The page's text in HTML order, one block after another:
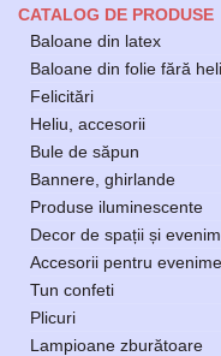
CATALOG DE PRODUSE
Baloane din latex
Baloane din folie fără
Felicitări
Heliu, accesorii
Bule de săpun
Bannere, ghirlande
Produse iluminescente
Decor de spații și
Accesorii pentru
Tun confeti
Plicuri
Lampioane zburătoare